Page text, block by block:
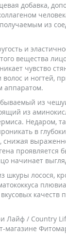
добавка,
из
и
вещества
чувство
и ногтей,
аппаратом.
из
из
Недаром,
в
проявляется
начинает
лосося,
качеств
Лайф / Country
магазине